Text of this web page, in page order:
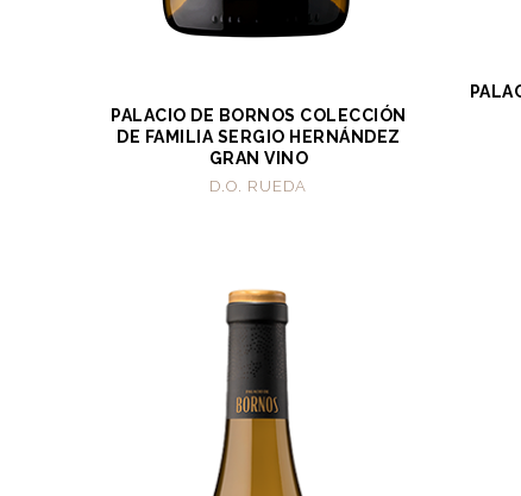
PALACIO DE BORNOS COLECCIÓN
DE FAMILIA SERGIO HERNÁNDEZ
GRAN VINO
D.O. RUEDA